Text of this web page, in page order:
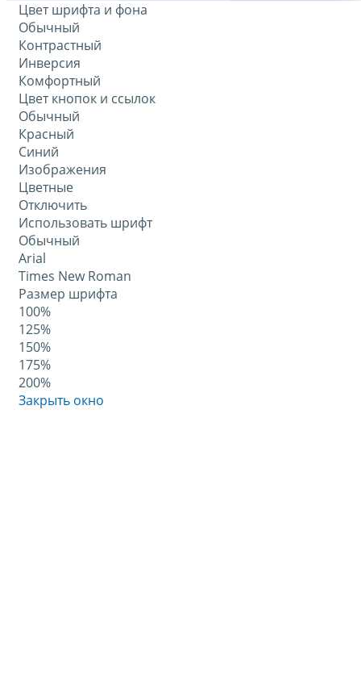
Цвет шрифта и фона
Обычный
Контрастный
Инверсия
Комфортный
Цвет кнопок и ссылок
Обычный
Красный
Синий
Изображения
Цветные
Отключить
Использовать шрифт
Обычный
Arial
Times New Roman
Размер шрифта
100%
125%
150%
175%
200%
Закрыть окно